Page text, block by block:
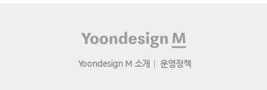
Yoondesign M 소개 운영정책